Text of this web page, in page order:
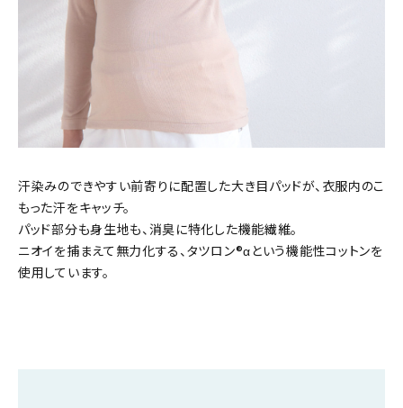
汗染みのできやすい前寄りに配置した大き目パッドが、衣服内のこ
もった汗をキャッチ。
パッド部分も身生地も、消臭に特化した機能繊維。
ニオイを捕まえて無力化する、タツロン®αという機能性コットンを
使用しています。